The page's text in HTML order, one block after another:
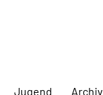
Jugend Archiv